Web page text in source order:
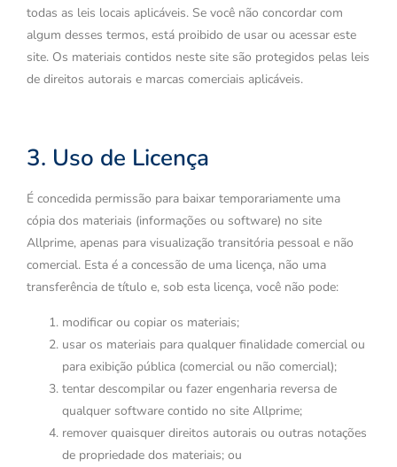
todas as leis locais aplicáveis. Se você não concordar com
algum desses termos, está proibido de usar ou acessar este
site. Os materiais contidos neste site são protegidos pelas leis
de direitos autorais e marcas comerciais aplicáveis.
3. Uso de Licença
É concedida permissão para baixar temporariamente uma
cópia dos materiais (informações ou software) no site
Allprime, apenas para visualização transitória pessoal e não
comercial. Esta é a concessão de uma licença, não uma
transferência de título e, sob esta licença, você não pode:
modificar ou copiar os materiais;
usar os materiais para qualquer finalidade comercial ou
para exibição pública (comercial ou não comercial);
tentar descompilar ou fazer engenharia reversa de
qualquer software contido no site Allprime;
remover quaisquer direitos autorais ou outras notações
de propriedade dos materiais; ou